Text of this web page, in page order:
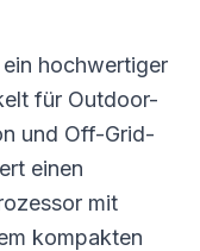
ein hochwertiger
für Outdoor-
und Off-Grid-
einen
mit
kompakten